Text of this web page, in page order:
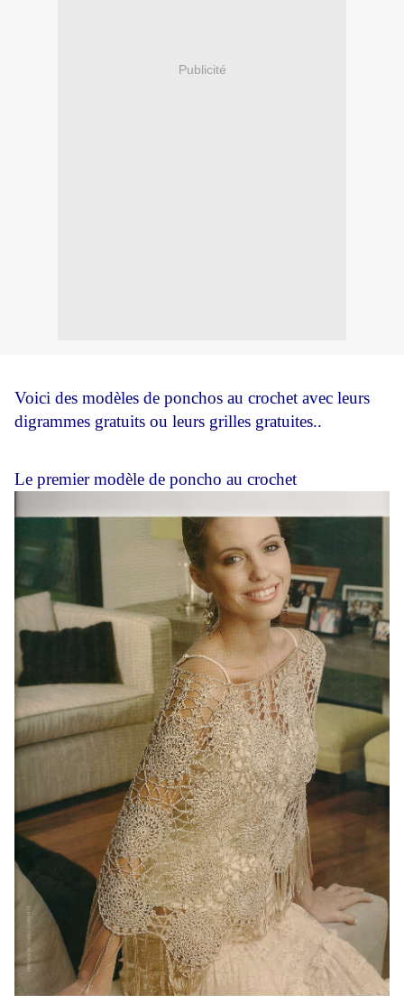
Publicité
Voici des modèles de ponchos au crochet avec leurs
digrammes gratuits ou leurs grilles gratuites..
Le premier modèle de poncho au crochet